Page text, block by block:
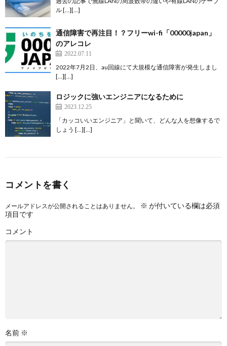
ル […][…]
通信障害で再注目！？フリーwi-fi「00000japan」
のアレコレ
2022.07.11
2022年7月2日、au回線にて大規模な通信障害が発生しまし
[…][…]
ロジックに強いエンジニアになるために
2023.12.25
「カッコいいエンジニア」と聞いて、どんな人を想像するで
しょう […][…]
コメントを書く
メールアドレスが公開されることはありません。 ※ が付いている欄は必須
項目です
コメント
名前 ※